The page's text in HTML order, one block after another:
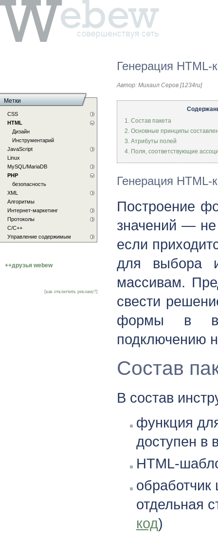
Генерация
Автор: Михаил Серов [1234ru]
1. Состав пакета
2. Основные принципы
3. Атрибуты полей
4. Поля, соответствующие
Генерация
Построение
значений — не
если
для выбора
массивам.
свести
формы в
подключению
Состав
В состав
функция
доступен в
HTML-
отдельная
код)
Метки
CSS
HTML
Дизайн
Инструментарий
JavaScript
Linux
MySQL/MariaDB
PHP
безопасность
XML
Алгоритмы
Интернет-маркетинг
Протоколы
С/C++
Управление содержимым
++друзья webew
[как отключить рекламу?]